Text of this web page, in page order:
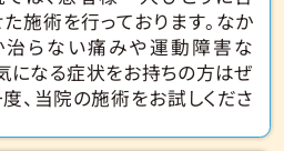
施術を行っております。なか
治らない痛みや運動障害な
になる症状をお持ちの方はぜ
、当院の施術をお試しくださ